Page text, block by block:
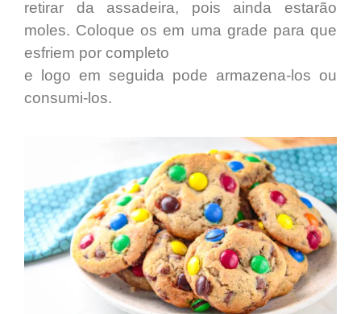
retirar da assadeira, pois ainda estarão
moles. Coloque os em uma grade para que
esfriem por completo
e logo em seguida pode armazena-los ou
consumi-los.